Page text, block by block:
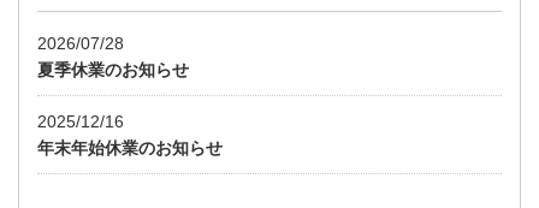
2026/07/28
夏季休業のお知らせ
2025/12/16
年末年始休業のお知らせ